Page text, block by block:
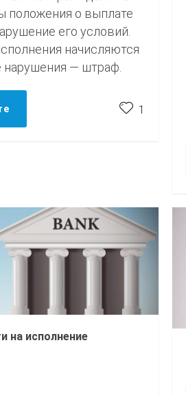
положения о выплате
его условий.
начисляются
нарушения — штраф.
1
на исполнение